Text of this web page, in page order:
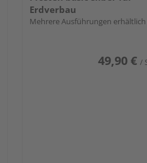
Erdverbau
Mehrere Ausführungen erhältlich
49,90 € /